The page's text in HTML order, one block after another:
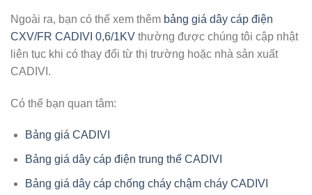
Ngoài ra, bạn có thể xem thêm bảng giá dây cáp điện
CXV/FR CADIVI 0,6/1KV thường được chúng tôi cập nhật
liên tục khi có thay đổi từ thị trường hoặc nhà sản xuất
CADIVI.
Có thể bạn quan tâm:
Bảng giá CADIVI
Bảng giá dây cáp điện trung thế CADIVI
Bảng giá dây cáp chống cháy chậm cháy CADIVI